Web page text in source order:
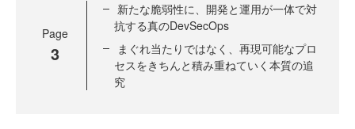
Page
3
新たな脆弱性に、開発と運用が一体で対
抗する真のDevSecOps
まぐれ当たりではなく、再現可能なプロ
セスをきちんと積み重ねていく本質の追
究